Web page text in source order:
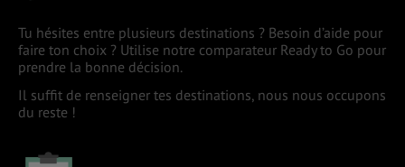
Tu hésites entre plusieurs destinations ? Besoin d’aide pour
faire ton choix ? Utilise notre comparateur Ready to Go pour
prendre la bonne décision.
Il suffit de renseigner tes destinations, nous nous occupons
du reste !